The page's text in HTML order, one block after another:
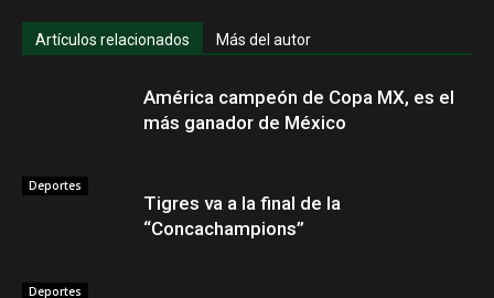
Artículos relacionados Más del autor
Deportes
América campeón de Copa MX, es el
más ganador de México
Deportes
Tigres va a la final de la
“Concachampions”